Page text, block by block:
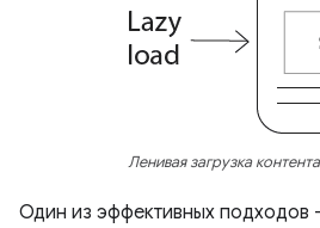
Ленивая загрузка
Один из эффективных подходов